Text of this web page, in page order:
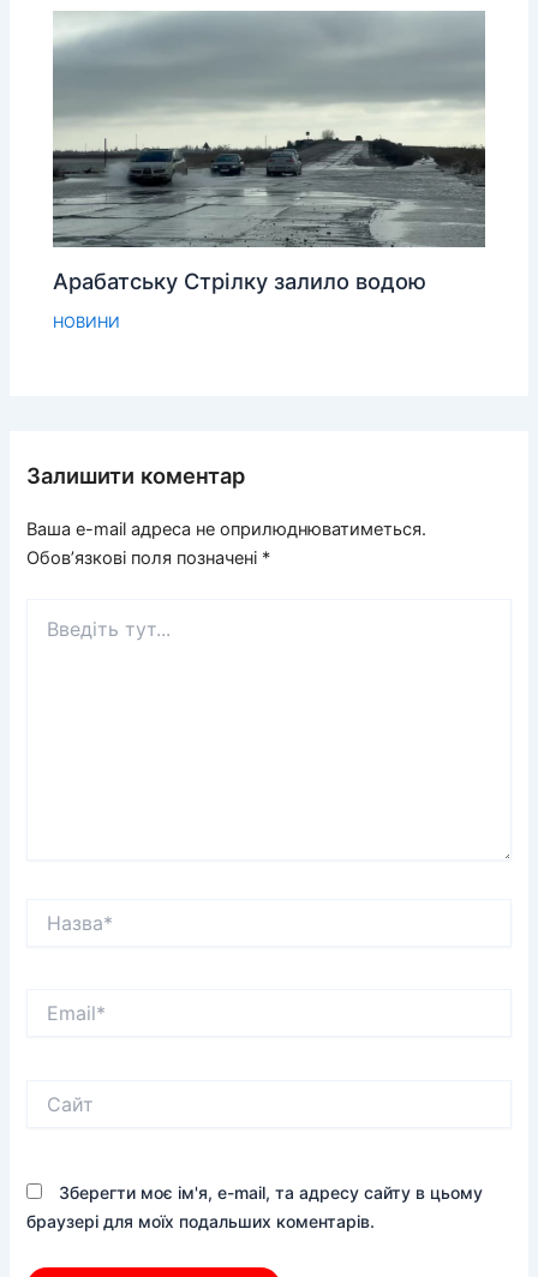
Арабатську Стрілку залило водою
НОВИНИ
Залишити коментар
Ваша e-mail адреса не оприлюднюватиметься.
Обов’язкові поля позначені *
тут...
Зберегти моє ім'я, e-mail, та адресу сайту в цьому
браузері для моїх подальших коментарів.